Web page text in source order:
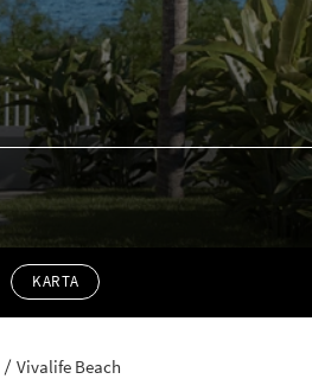
KARTA
Vivalife Beach